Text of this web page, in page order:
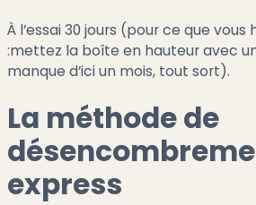
À l’essai 30 jours (pour ce que
:mettez la boîte en hauteur avec
manque d’ici un mois, tout sort).
La méthode de
express